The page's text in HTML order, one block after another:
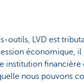
outils, LVD est
économique,
institution
nous pouvons